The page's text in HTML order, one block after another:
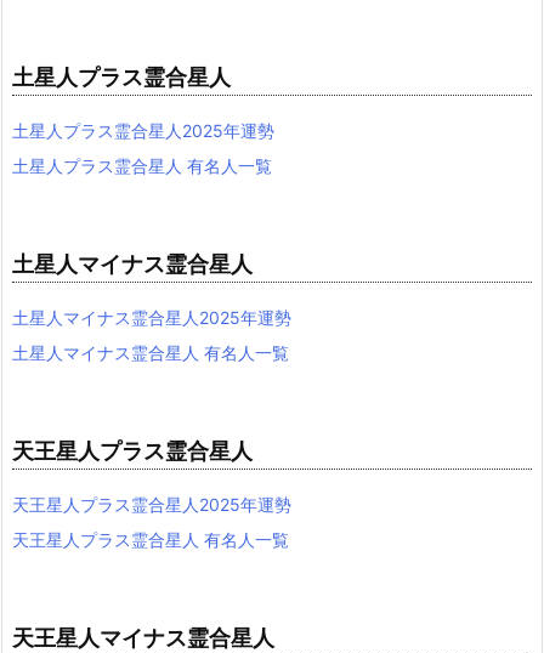
土星人プラス霊合星人
土星人プラス霊合星人2025年運勢
土星人プラス霊合星人 有名人一覧
土星人マイナス霊合星人
土星人マイナス霊合星人2025年運勢
土星人マイナス霊合星人 有名人一覧
天王星人プラス霊合星人
天王星人プラス霊合星人2025年運勢
天王星人プラス霊合星人 有名人一覧
天王星人マイナス霊合星人